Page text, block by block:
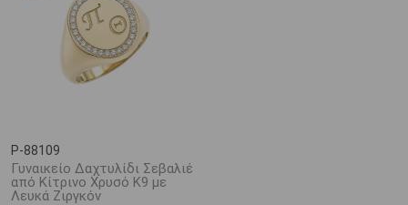
P-88109
Γυναικείο Δαχτυλίδι Σεβαλιέ
από Κίτρινο Χρυσό K9 με
Λευκά Ζιργκόν